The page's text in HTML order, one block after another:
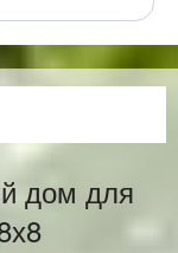
дом для